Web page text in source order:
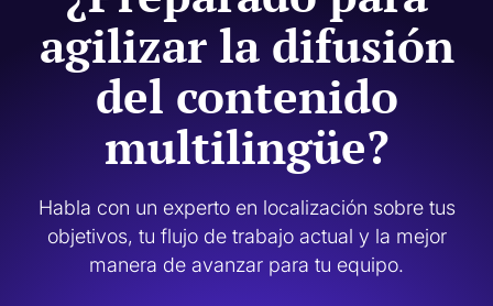
agilizar la difusión
del contenido
multilingüe?
Habla con un experto en localización sobre tus
objetivos, tu flujo de trabajo actual y la mejor
manera de avanzar para tu equipo.